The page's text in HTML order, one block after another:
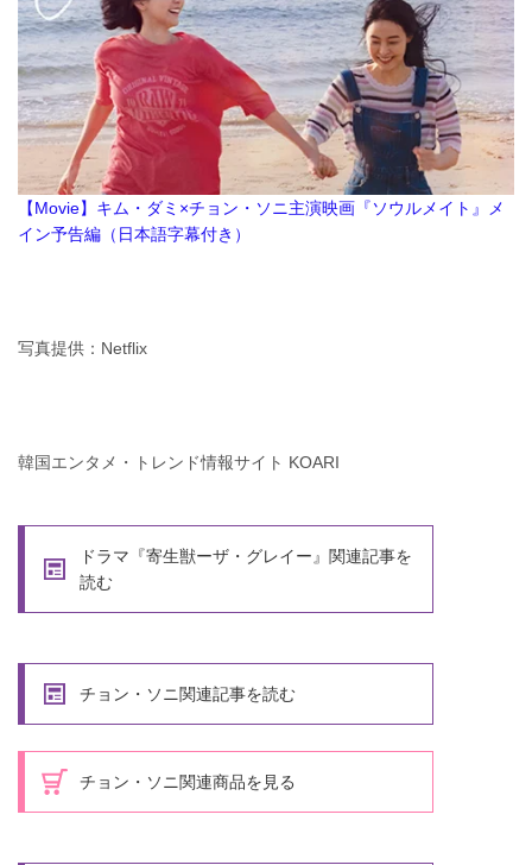
【Movie】キム・ダミ×チョン・ソニ主演映画『ソウルメイト』メ
イン予告編（日本語字幕付き）
写真提供：Netflix
韓国エンタメ・トレンド情報サイト KOARI
ドラマ『寄生獣ーザ・グレイー』関連記事を
読む
チョン・ソニ関連記事を読む
チョン・ソニ関連商品を見る